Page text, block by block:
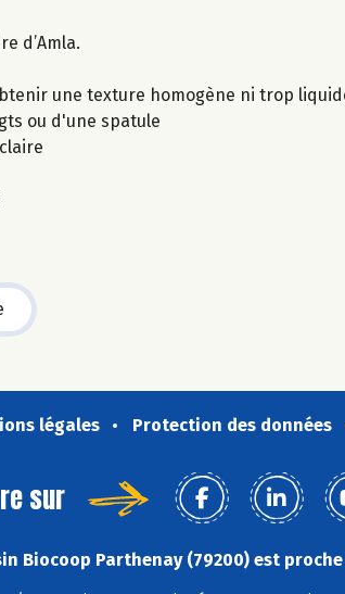
d’Amla.
une texture homogène ni trop
ou d'une spatule
légales Protection des données
sur
Biocoop Parthenay (79200) est proche